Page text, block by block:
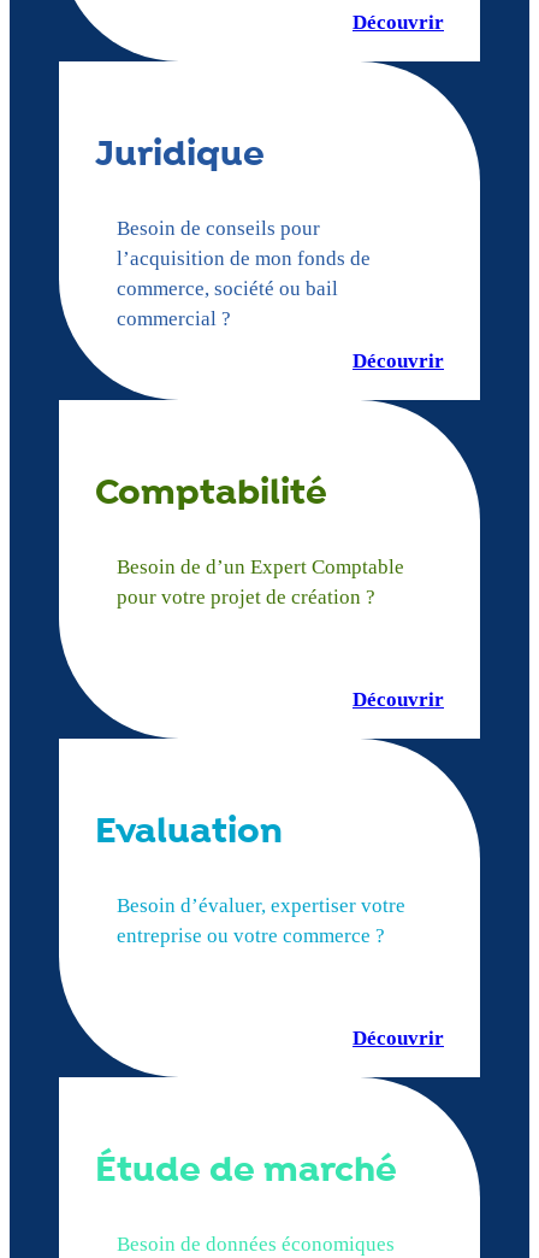
Découvrir
Juridique
Besoin de conseils pour
l’acquisition de mon fonds de
commerce, société ou bail
commercial ?
Découvrir
Comptabilité
Besoin de d’un Expert Comptable
pour votre projet de création ?
Découvrir
Evaluation
Besoin d’évaluer, expertiser votre
entreprise ou votre commerce ?
Découvrir
Étude de marché
Besoin de données économiques